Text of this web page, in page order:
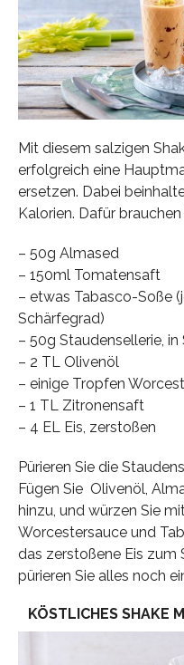
Mit diesem salzigen
erfolgreich eine
ersetzen. Dabei
Kalorien. Dafür
– 50g Almased
– 150ml Tomatensaft
– etwas Tabasco-Soße
Schärfegrad)
– 50g Staudensellerie,
– 2 TL Olivenöl
– einige Tropfen
– 1 TL Zitronensaft
– 4 EL Eis, zerstoßen
Pürieren Sie die
Fügen Sie Olivenöl,
hinzu, und würzen Sie
Worcestersauce und
das zerstoßene Eis zum
pürieren Sie alles noch
KÖSTLICHES SHAKE